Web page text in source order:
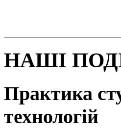
НАШІ
Практика
технологій